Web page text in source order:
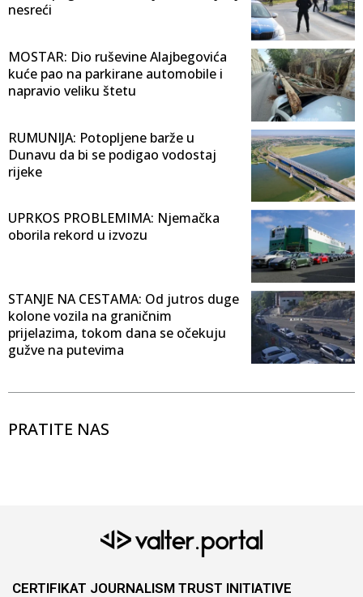
nesreći
MOSTAR: Dio ruševine Alajbegovića
kuće pao na parkirane automobile i
napravio veliku štetu
RUMUNIJA: Potopljene barže u
Dunavu da bi se podigao vodostaj
rijeke
UPRKOS PROBLEMIMA: Njemačka
oborila rekord u izvozu
STANJE NA CESTAMA: Od jutros duge
kolone vozila na graničnim
prijelazima, tokom dana se očekuju
gužve na putevima
PRATITE NAS
CERTIFIKAT JOURNALISM TRUST INITIATIVE